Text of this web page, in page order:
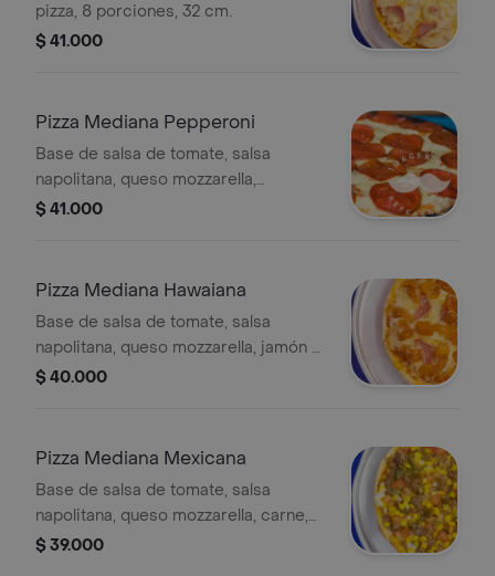
pizza, 8 porciones, 32 cm.
$ 41.000
Pizza Mediana Pepperoni
Base de salsa de tomate, salsa
napolitana, queso mozzarella,
pepperoni y lluvia de orégano, 8
$ 41.000
Pizza Mediana Hawaiana
Base de salsa de tomate, salsa
napolitana, queso mozzarella, jamón y
piña caramelizada, 8 porciones, 32
$ 40.000
Pizza Mediana Mexicana
Base de salsa de tomate, salsa
napolitana, queso mozzarella, carne,
maicitos, cebolla, tomate chonto y
$ 39.000